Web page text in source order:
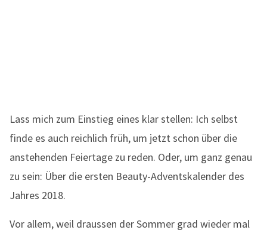
Lass mich zum Einstieg eines klar stellen: Ich selbst
finde es auch reichlich früh, um jetzt schon über die
anstehenden Feiertage zu reden. Oder, um ganz genau
zu sein: Über die ersten Beauty-Adventskalender des
Jahres 2018.
Vor allem, weil draussen der Sommer grad wieder mal